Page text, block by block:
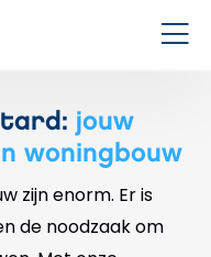
jouw
woningbouw
zijn enorm. Er is
de noodzaak om